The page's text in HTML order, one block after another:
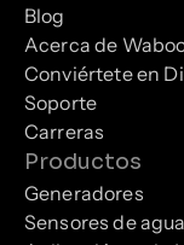
Blog
Acerca de
Conviértete en
Soporte
Carreras
Productos
Generadores
Sensores de agua